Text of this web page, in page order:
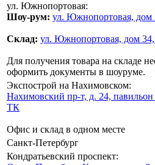
ул. Южнопортовая:
Шоу-рум: ул. Южнопортовая, дом
Склад: ул. Южнопортовая, дом 34,
Для получения товара на складе
оформить документы в шоуруме.
Экспострой на Нахимовском:
Нахимовский пр-т, д. 24, павильон
ТК
Офис и склад в одном месте
Санкт-Петербург
Кондратьевский проспект: